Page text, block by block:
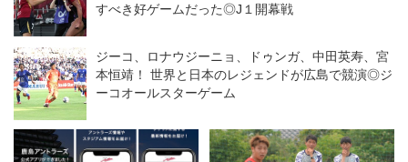
すべき好ゲームだった◎J１開幕戦
ジーコ、ロナウジーニョ、ドゥンガ、中田英寿、宮
本恒靖！ 世界と日本のレジェンドが広島で競演◎ジ
ーコオールスターゲーム